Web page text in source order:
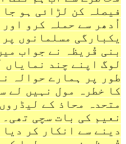
فیصلہ کن لڑائی ہو
اُدھر سے حملہ کرو
یکبارگی مسلمانوں
بنی قُریظہ نے جواب
لوگ اپنے چند نمایاں
طور پر ہمارے حوالہ
کا خطرہ مول نہیں لے
متحدہ محاذ کے
نعیم کی بات سچی
دینے سے انکار کر